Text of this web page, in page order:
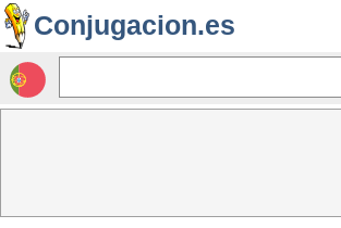
Conjugacion.es